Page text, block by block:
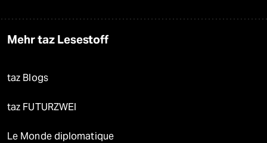
Mehr taz Lesestoff
taz Blogs
taz FUTURZWEI
Le Monde diplomatique